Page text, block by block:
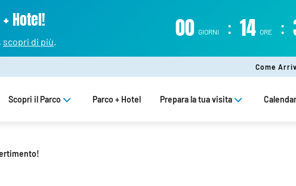
Hotel!
scopri di più. 00 GIORNI : 14 ORE :
Come
Scopri il Parco Parco + Hotel Prepara la tua visita